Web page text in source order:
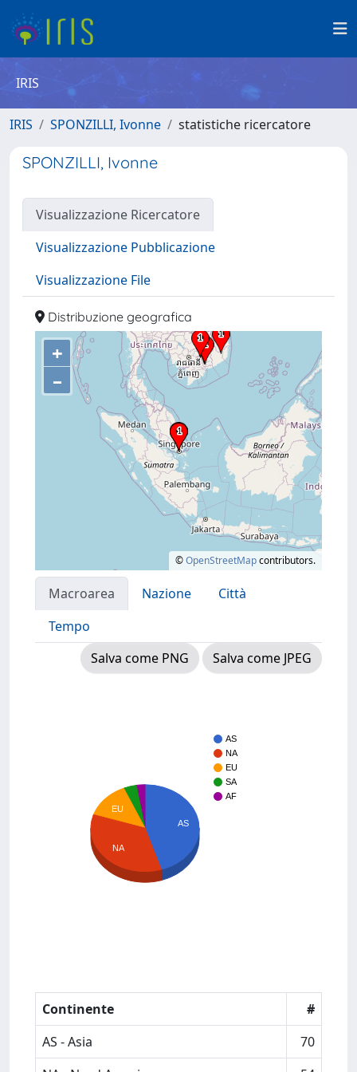
IRIS
IRIS SPONZILLI, Ivonne statistiche ricercatore
SPONZILLI, Ivonne
Visualizzazione Ricercatore
Visualizzazione Pubblicazione
Visualizzazione File
Distribuzione geografica
+
–
©OpenStreetMapcontributors.
Macroarea Nazione
Città
Tempo
Salva come PNG
Salva come JPEG
AS
NA
EU
SA
AF
AS
EU
NA
Continente
#
AS - Asia
70